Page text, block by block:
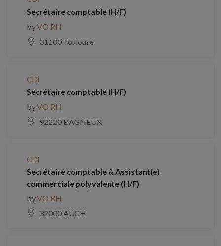
Secrétaire comptable (H/F)
byVO RH
31100 Toulouse
CDI
Secrétaire comptable (H/F)
byVO RH
92220 BAGNEUX
CDI
Secrétaire comptable & Assistant(e)
commerciale polyvalente (H/F)
byVO RH
32000 AUCH